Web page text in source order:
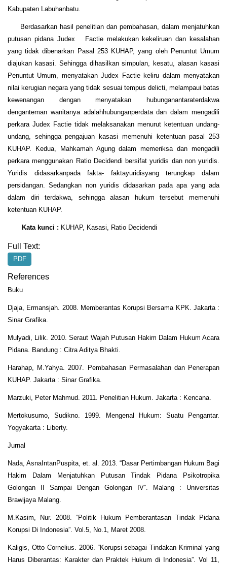
Kabupaten Labuhanbatu.
Berdasarkan hasil penelitian dan pembahasan, dalam menjatuhkan
putusan pidana Judex Factie melakukan kekeliruan dan kesalahan
yang tidak dibenarkan Pasal 253 KUHAP, yang oleh Penuntut Umum
diajukan kasasi. Sehingga dihasilkan simpulan, kesatu, alasan kasasi
Penuntut Umum, menyatakan Judex Factie keliru dalam menyatakan
nilai kerugian negara yang tidak sesuai tempus delicti, melampaui batas
kewenangan dengan menyatakan hubunganantaraterdakwa
denganteman wanitanya adalahhubunganperdata dan dalam mengadili
perkara Judex Factie tidak melaksanakan menurut ketentuan undang-
undang, sehingga pengajuan kasasi memenuhi ketentuan pasal 253
KUHAP. Kedua, Mahkamah Agung dalam memeriksa dan mengadili
perkara menggunakan Ratio Decidendi bersifat yuridis dan non yuridis.
Yuridis didasarkanpada fakta- faktayuridisyang terungkap dalam
persidangan. Sedangkan non yuridis didasarkan pada apa yang ada
dalam diri terdakwa, sehingga alasan hukum tersebut memenuhi
ketentuan KUHAP.
Kata kunci : KUHAP, Kasasi, Ratio Decidendi
Full Text:
PDF
References
Buku
Djaja, Ermansjah. 2008. Memberantas Korupsi Bersama KPK. Jakarta :
Sinar Grafika.
Mulyadi, Lilik. 2010. Seraut Wajah Putusan Hakim Dalam Hukum Acara
Pidana. Bandung : Citra Aditya Bhakti.
Harahap, M.Yahya. 2007. Pembahasan Permasalahan dan Penerapan
KUHAP. Jakarta : Sinar Grafika.
Marzuki, Peter Mahmud. 2011. Penelitian Hukum. Jakarta : Kencana.
Mertokusumo, Sudikno. 1999. Mengenal Hukum: Suatu Pengantar.
Yogyakarta : Liberty.
Jurnal
Nada, AsnaIntanPuspita, et. al. 2013. “Dasar Pertimbangan Hukum Bagi
Hakim Dalam Menjatuhkan Putusan Tindak Pidana Psikotropika
Golongan II Sampai Dengan Golongan IV”. Malang : Universitas
Brawijaya Malang.
M.Kasim, Nur. 2008. “Politik Hukum Pemberantasan Tindak Pidana
Korupsi Di Indonesia”. Vol.5, No.1, Maret 2008.
Kaligis, Otto Cornelius. 2006. “Korupsi sebagai Tindakan Kriminal yang
Harus Diberantas: Karakter dan Praktek Hukum di Indonesia”. Vol 11,